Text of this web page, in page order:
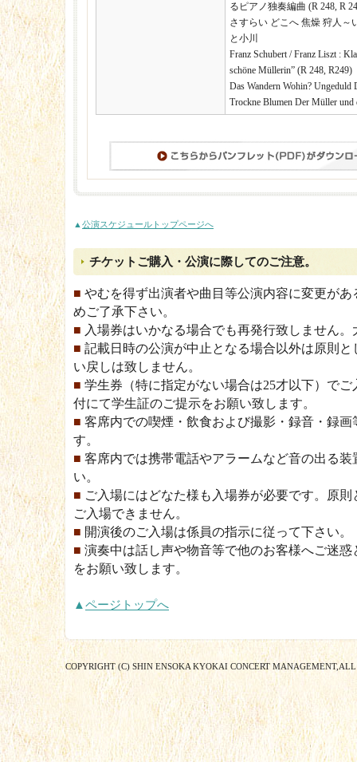
るピアノ独奏編曲 (R 248, R
さすらい どこへ 焦燥 狩人～
と小川
Franz Schubert / Franz Liszt :
schöne Müllerin” (R 248, R249)
Das Wandern Wohin? Ungeduld
Trockne Blumen Der Müller und
▲ 公演スケジュールトップページへ
チケットご購入・公演に際してのご注意。
■ やむを得ず出演者や曲目等公演内容に変更が
めご了承下さい。
■ 入場券はいかなる場合でも再発行致しません
■ 記載日時の公演が中止となる場合以外は原則
い戻しは致しません。
■ 学生券（特に指定がない場合は25才以下）で
付にて学生証のご提示をお願い致します。
■ 客席内での喫煙・飲食および撮影・録音・録
す。
■ 客席内では携帯電話やアラームなど音の出る
い。
■ ご入場にはどなた様も入場券が必要です。原
ご入場できません。
■ 開演後のご入場は係員の指示に従って下さい。
■ 演奏中は話し声や物音等で他のお客様へご迷
をお願い致します。
▲ ページトップへ
COPYRIGHT (C) SHIN ENSOKA KYOKAI CONCERT MANAGEMENT,ALL